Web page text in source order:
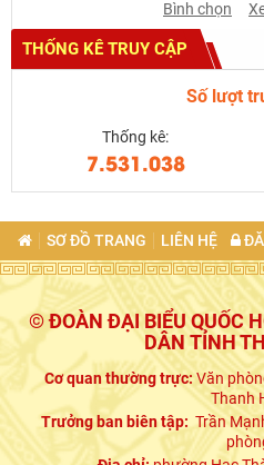
Bình chọn
THỐNG KÊ TRUY CẬP
Số lượt
Thống kê:
7.531.038
SƠ ĐỒ TRANG LIÊN HỆ
© ĐOÀN ĐẠI BIỂU QUỐC
DÂN TỈNH
Cơ quan thường trực:Văn
Thanh
Trưởng ban biên tập: Trần